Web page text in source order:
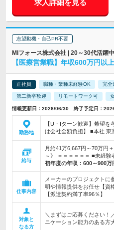
求人詳細を見る
志望動機・自己PR不要
MIフォース株式会社 | 20～30代活躍
【医療営業職】年収600万円以
正社員 職種・業種未経験OK 完全
第二新卒歓迎 リモートワーク可
情報更新日：2026/06/30 終了予定日：
勤務地
【U・Iターン歓迎】希望
は会社全額負担】 ■本社 東
給与
月給41万6,667円～70万円
～》 ＝＝＝＝＝＝ ■未経験
初年度の年収： 600～900万
仕事内容
メーカーのプロジェクトに
明や情報提供をお任せ【資
【派遣契約満了率96％】
対象と
なる方
＼まずはご応募ください！
ニケーション能力のある方